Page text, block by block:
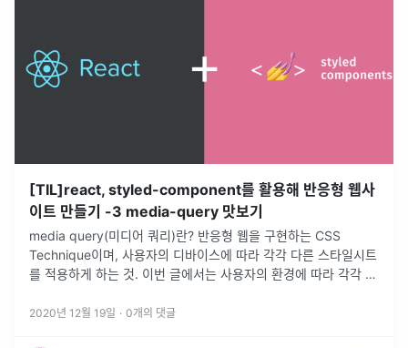
[TIL]react, styled-component를 활용해 반응형 웹사
이트 만들기 -3 media-query 맛보기
media query(미디어 쿼리)란? 반응형 웹을 구현하는 CSS
Technique이며, 사용자의 디바이스에 따라 각각 다른 스타일시트
를 적용하게 하는 것. 이번 글에서는 사용자의 환경에 따라 각각 다
2020년 12월 19일 · 0개의 댓글